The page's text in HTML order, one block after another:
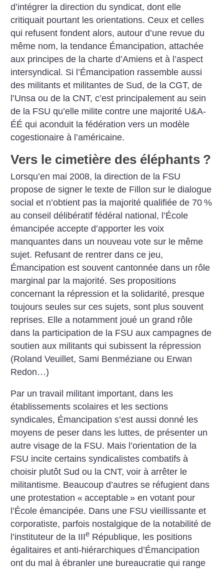
d’intégrer la direction du syndicat, dont elle
critiquait pourtant les orientations. Ceux et celles
qui refusent fondent alors, autour d’une revue du
même nom, la tendance Émancipation, attachée
aux principes de la charte d’Amiens et à l’aspect
intersyndical. Si l’Émancipation rassemble aussi
des militants et militantes de Sud, de la CGT, de
l’Unsa ou de la CNT, c’est principalement au sein
de la FSU qu’elle milite contre une majorité U&A-
ÉÉ qui aconduit la fédération vers un modèle
cogestionaire à l’américaine.
Vers le cimetière des éléphants ?
Lorsqu’en mai 2008, la direction de la FSU
propose de signer le texte de Fillon sur le dialogue
social et n’obtient pas la majorité qualifiée de 70 %
au conseil délibératif fédéral national, l’École
émancipée accepte d’apporter les voix
manquantes dans un nouveau vote sur le même
sujet. Refusant de rentrer dans ce jeu,
Émancipation est souvent cantonnée dans un rôle
marginal par la majorité. Ses propositions
concernant la répression et la solidarité, presque
toujours seules sur ces sujets, sont plus souvent
reprises. Elle a notamment joué un grand rôle
dans la participation de la FSU aux campagnes de
soutien aux militants qui subissent la répression
(Roland Veuillet, Sami Benméziane ou Erwan
Redon…)
Par un travail militant important, dans les
établissements scolaires et les sections
syndicales, Émancipation s’est aussi donné les
moyens de peser dans les luttes, de présenter un
autre visage de la FSU. Mais l’orientation de la
FSU incite certains syndicalistes combatifs à
choisir plutôt Sud ou la CNT, voir à arrêter le
militantisme. Beaucoup d’autres se réfugient dans
une protestation « acceptable » en votant pour
l’École émancipée. Dans une FSU vieillissante et
corporatiste, parfois nostalgique de la notabilité de
l’instituteur de la IIIe République, les positions
égalitaires et anti-hiérarchiques d’Émancipation
ont du mal à ébranler une bureaucratie qui range